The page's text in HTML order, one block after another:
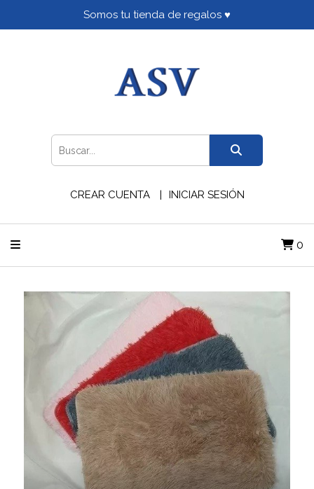
Somos tu tienda de regalos ♥
CREAR CUENTA INICIAR SESIÓN
0